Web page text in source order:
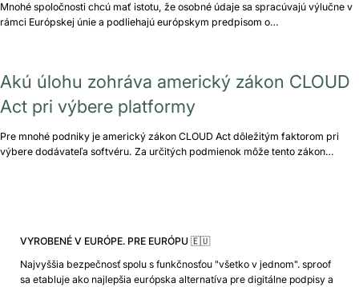
Mnohé spoločnosti chcú mať istotu, že osobné údaje sa spracúvajú výlučne v
rámci Európskej únie a podliehajú európskym predpisom o…
Akú úlohu zohráva americký zákon CLOUD
Act pri výbere platformy
Pre mnohé podniky je americký zákon CLOUD Act dôležitým faktorom pri
výbere dodávateľa softvéru. Za určitých podmienok môže tento zákon…
VYROBENÉ V EURÓPE. PRE EURÓPU 🇪🇺
Najvyššia bezpečnosť spolu s funkčnosťou "všetko v jednom". sproof
sa etabluje ako najlepšia európska alternatíva pre digitálne podpisy a